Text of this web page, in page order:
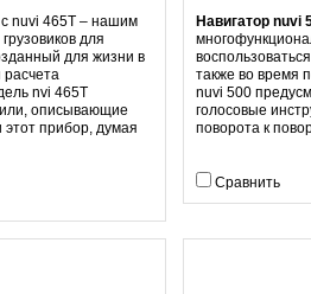
nuvi 465T – нашим
для
для жизни в
nvi 465T
описывающие
прибор, думая
Навигатор nuvi
также во время
nuvi 500
голосовые
поворота к
Сравнить